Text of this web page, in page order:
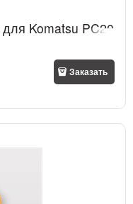
Komatsu PC20
Заказать